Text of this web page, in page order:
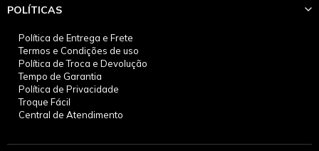
POLÍTICAS
Política de Entrega e Frete
Termos e Condições de uso
Política de Troca e Devolução
Tempo de Garantia
Política de Privacidade
Troque Fácil
Central de Atendimento